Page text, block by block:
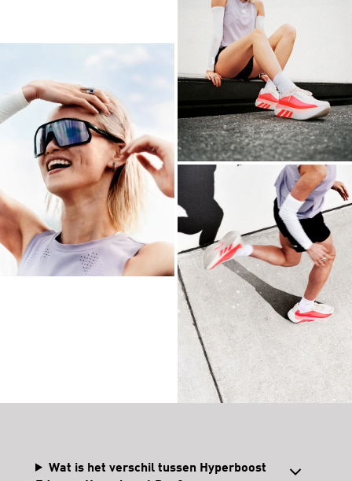
Wat is het verschil tussen Hyperboost